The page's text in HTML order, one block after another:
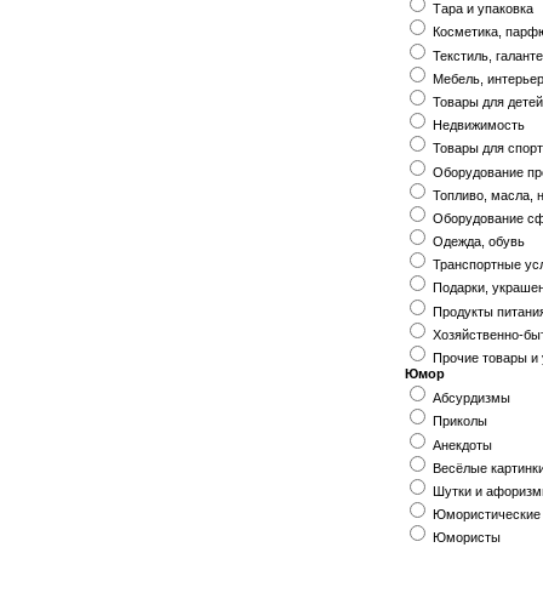
Тара и упаковка
Косметика,
Текстиль,
Мебель,
Товары для детей
Недвижимость
Товары для
Оборудование
Топливо, масла,
Оборудование
Одежда, обувь
Транспортные
Подарки,
Продукты
Хозяйственно-
Прочие товары и
Юмор
Абсурдизмы
Приколы
Анекдоты
Весёлые
Шутки и
Юмористы